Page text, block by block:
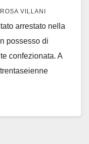
VILLANI
arrestato nella
possesso di
confezionata. A